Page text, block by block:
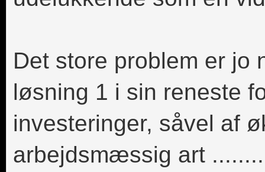
Det store problem er jo
løsning 1 i sin reneste
investeringer, såvel af
arbejdsmæssig art